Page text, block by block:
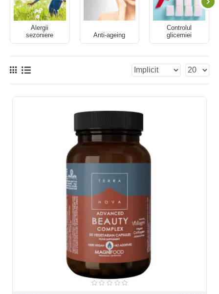
Alergii
sezoniere
Anti-ageing
Controlul
glicemiei